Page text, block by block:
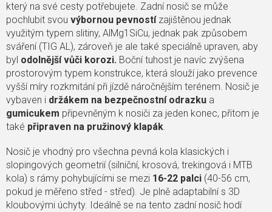
který na své cesty potřebujete. Zadní nosič se může
pochlubit svou výbornou pevností zajištěnou jednak
využitým typem slitiny, AlMg1SiCu, jednak pak způsobem
sváření (TIG AL), zároveň je ale také speciálně upraven, aby
byl odolnější vůči korozi. Boční tuhost je navíc zvýšena
prostorovým typem konstrukce, která slouží jako prevence
vyšší míry rozkmitání při jízdě náročnějším terénem. Nosič je
vybaven i držákem na bezpečnostní odrazku a
gumicukem připevněným k nosiči za jeden konec, přitom je
také připraven na pružinový klapák.
Nosič je vhodný pro všechna pevná kola klasických i
slopingových geometrií (silniční, krosová, trekingová i MTB
kola) s rámy pohybujícími se mezi 16-22 palci (40-56 cm,
pokud je měřeno střed - střed). Je plně adaptabilní s 3D
kloubovými úchyty. Ideálně se na tento zadní nosič hodí